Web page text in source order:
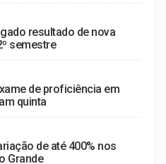
resultado de nova
semestre
de proficiência em
quinta
de até 400% nos
Grande